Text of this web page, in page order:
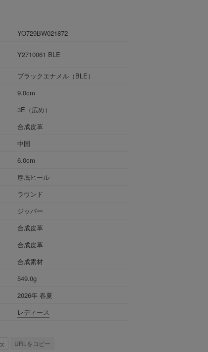
YO729BW021872
Y2710061 BLE
ブラックエナメル（BLE）
9.0cm
3E（広め）
合成皮革
中国
6.0cm
厚底ヒール
ラウンド
ジッパー
合成皮革
合成皮革
合成素材
549.0g
2026年 春夏
レディース
URLをコピー